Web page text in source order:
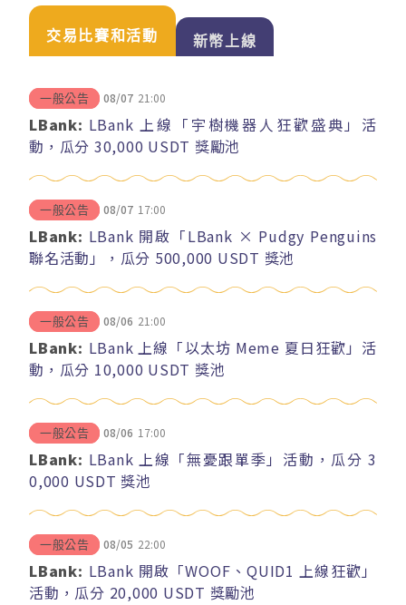
交易比賽和活動 新幣上線
一般公告 08/07 21:00
LBank: LBank 上線「宇樹機器人狂歡盛典」活
動，瓜分 30,000 USDT 獎勵池
一般公告 08/07 17:00
LBank: LBank 開啟「LBank × Pudgy Penguins
聯名活動」，瓜分 500,000 USDT 獎池
一般公告 08/06 21:00
LBank: LBank 上線「以太坊 Meme 夏日狂歡」活
動，瓜分 10,000 USDT 獎池
一般公告 08/06 17:00
LBank: LBank 上線「無憂跟單季」活動，瓜分 3
0,000 USDT 獎池
一般公告 08/05 22:00
LBank: LBank 開啟「WOOF、QUID1 上線狂歡」
活動，瓜分 20,000 USDT 獎勵池